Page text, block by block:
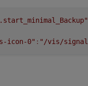
icon-0" : "/vis/